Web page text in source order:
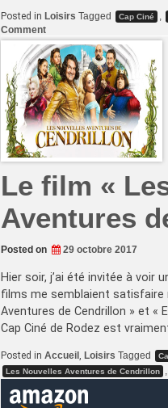
Posted in Loisirs Tagged Cap Ciné ,
Commenton
Cap
Ciné
de
Rodez
Le film «
Aventures
Posted on 29 octobre 2017
Hier soir, j’ai été invitée à voir
films me semblaient satisfaire
Aventures de Cendrillon » et «
Cap Ciné de Rodez est
Posted in Accueil , Loisirs Tagged
Les Nouvelles Aventures de Cendrillon ,